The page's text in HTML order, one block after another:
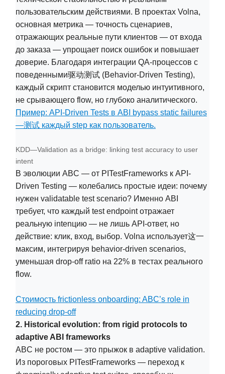
пользовательским действиями. В проектах Volna,
основная метрика — точность сценариев,
отражающих реальные пути клиентов — от входа
до заказа — упрощает поиск ошибок и повышает
доверие. Благодаря интеграции QA-процессов с
поведенными驱动测试 (Behavior-Driven Testing),
каждый скрипт становится моделью интуитивного,
не срывающего flow, но глубоко аналитического.
Пример: API-Driven Tests в ABI bypass static failures
—测试 каждый step как пользователь.
KDD—Validation as a bridge: linking test accuracy to user
intent
В эволюции ABC — от PITestFrameworks к API-
Driven Testing — колебались простые идеи: почему
нужен validatable test scenario? Именно ABI
требует, что каждый test endpoint отражает
реальную intenцию — не лишь API-ответ, но
действие: клик, вход, выбор. Volna использует这一
максим, интегрируя behavior-driven scenarios,
уменьшая drop-off ratio на 22% в тестах реального
flow.
Стоимость frictionless onboarding: ABC’s role in
reducing drop-off
2. Historical evolution: from rigid protocols to
adaptive ABI frameworks
ABC не ростом — это прыжок в adaptive validation.
Из пороговых PITestFrameworks — переход к